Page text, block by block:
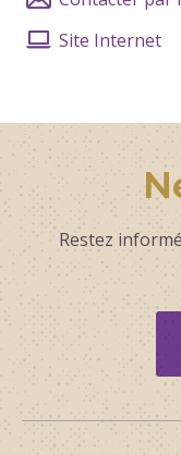
Classement &
Tourisme
Site Internet
Restez